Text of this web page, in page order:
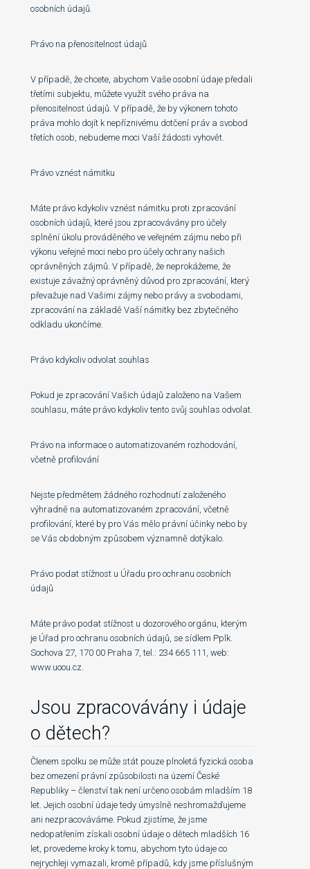
osobních údajů.
Právo na přenositelnost údajů
V případě, že chcete, abychom Vaše osobní údaje předali
třetími subjektu, můžete využít svého práva na
přenositelnost údajů. V případě, že by výkonem tohoto
práva mohlo dojít k nepříznivému dotčení práv a svobod
třetích osob, nebudeme moci Vaší žádosti vyhovět.
Právo vznést námitku
Máte právo kdykoliv vznést námitku proti zpracování
osobních údajů, které jsou zpracovávány pro účely
splnění úkolu prováděného ve veřejném zájmu nebo při
výkonu veřejné moci nebo pro účely ochrany našich
oprávněných zájmů. V případě, že neprokážeme, že
existuje závažný oprávněný důvod pro zpracování, který
převažuje nad Vašimi zájmy nebo právy a svobodami,
zpracování na základě Vaší námitky bez zbytečného
odkladu ukončíme.
Právo kdykoliv odvolat souhlas
Pokud je zpracování Vašich údajů založeno na Vašem
souhlasu, máte právo kdykoliv tento svůj souhlas odvolat.
Právo na informace o automatizovaném rozhodování,
včetně profilování
Nejste předmětem žádného rozhodnutí založeného
výhradně na automatizovaném zpracování, včetně
profilování, které by pro Vás mělo právní účinky nebo by
se Vás obdobným způsobem významně dotýkalo.
Právo podat stížnost u Úřadu pro ochranu osobních
údajů
Máte právo podat stížnost u dozorového orgánu, kterým
je Úřad pro ochranu osobních údajů, se sídlem Pplk.
Sochova 27, 170 00 Praha 7, tel.: 234 665 111, web:
www.uoou.cz.
Jsou zpracovávány i údaje
o dětech?
Členem spolku se může stát pouze plnoletá fyzická osoba
bez omezení právní způsobilosti na území České
Republiky – členství tak není určeno osobám mladším 18
let. Jejich osobní údaje tedy úmyslně neshromažďujeme
ani nezpracováváme. Pokud zjistíme, že jsme
nedopatřením získali osobní údaje o dětech mladších 16
let, provedeme kroky k tomu, abychom tyto údaje co
nejrychleji vymazali, kromě případů, kdy jsme příslušným